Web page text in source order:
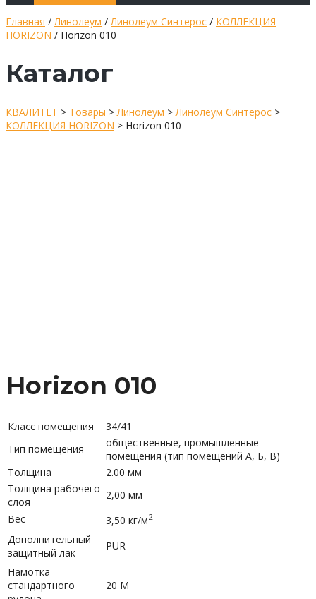
Главная /Линолеум /Линолеум Синтерос / КОЛЛЕКЦИЯ
HORIZON / Horizon 010
Каталог
КВАЛИТЕТ > Товары >Линолеум >Линолеум Синтерос >
КОЛЛЕКЦИЯ HORIZON > Horizon 010
Horizon 010
Класс помещения
34/41
Тип помещения
общественные, промышленные
помещения (тип помещений А, Б, В)
Толщина
2.00 мм
Толщина рабочего
слоя
2,00 мм
Вес
3,50 кг/м2
Дополнительный
защитный лак
PUR
Намотка
стандартного
20 М